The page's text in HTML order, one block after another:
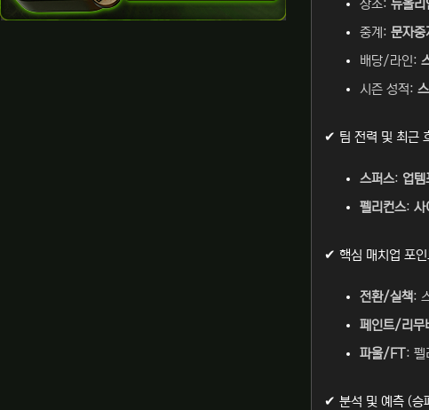
장소: 뉴올리
중계: 문자중
배당/라인:
시즌 성적:
✔ 팀 전력 및 최근
스퍼스: 업템
펠리컨스: 사
✔ 핵심 매치업 포인
전환/실책:
페인트/리무
파울/FT : 펠
✔ 분석 및 예측 (승